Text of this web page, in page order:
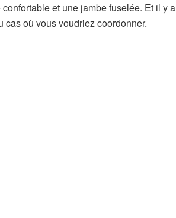
et une jambe fuselée. Et il y
où vous voudriez coordonner.